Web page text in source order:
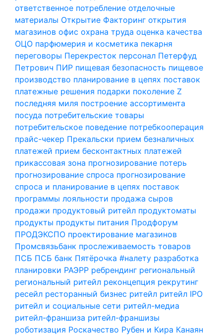
ответственное потребление отделочные
материалы Открытие Факторинг открытия
магазинов офис охрана труда оценка качества
ОЦО парфюмерия и косметика пекарня
переговоры Перекресток персонал Петерфуд
Петрович ПИР пищевая безопасность пищевое
производство планирование в цепях поставок
платежные решения подарки поколение Z
последняя миля построение ассортимента
посуда потребительские товары
потребительское поведение потребкооперация
прайс-чекер Прекальски прием безналичных
платежей прием бесконтактных платежей
прикассовая зона прогнозирование потерь
прогнозирование спроса прогнозирование
спроса и планирование в цепях поставок
программы лояльности продажа сыров
продажи продуктовый ритейл продуктоматы
продукты продукты питания Продфорум
ПРОДЭКСПО проектирование магазинов
Промсвязьбанк прослеживаемость товаров
ПСБ ПСБ банк Пятёрочка #налету разработка
планировки РАЭРР ребрендинг региональный
региональный ритейл реконцепция рекрутинг
ресейл ресторанный бизнес ритейл ритейл IPO
ритейл и социальные сети ритейл-медиа
ритейл-франшиза ритейл-франшизы
роботизация Роскачество Рубен и Кира Канаян